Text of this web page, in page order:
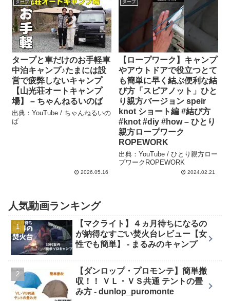
タープ
タープと車だけのお手軽車
中泊キャンプ♪たまには設
営で疲弊しないキャンプ
【山光荘オートキャンプ
場】 – ちゃんねるいのば
出典：YouTube / ちゃんねるいの
ば
2026.05.16
タープ
【ロープワーク】キャンプ
やアウトドアで役立つとて
も簡単に早く結ぶ便利な結
び方「スピアノット」ひと
り親方バージョン speir
knot ショート編 #結び方
#knot #diy #how – ひとり
親方ロープワーク
ROPEWORK
出典：YouTube / ひとり親方ロー
プワークROPEWORK
2024.02.21
人気動画ランキング
【マクライト】４ヵ月待ちになるの
が納得なすごい焚火台レビュー【女
性でも簡単】 - まるみのキャンプ
【ダンロップ・プロモンテ】簡単撤
収！！ ＶＬ・ＶＳ共通 テントの畳
み方 - dunlop_puromonte